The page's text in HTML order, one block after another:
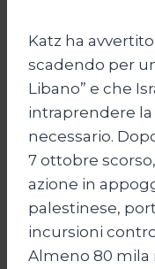
Katz ha
scadendo per
Libano” e che
intraprendere la
necessario.
7 ottobre
azione in
palestinese,
incursioni
Almeno 80 mila